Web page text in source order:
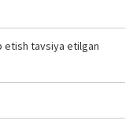
etish tavsiya etilgan